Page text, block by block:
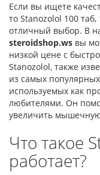
Если вы ищете
то Stanozolol 100
отличный выбор. В
steroidshop.ws вы
низкой цене с
Stanozolol, также
из самых
используемых как
любителями. Он
увеличить
Что такое
работает?